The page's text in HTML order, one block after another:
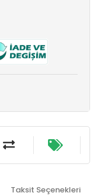
Taksit Seçenekleri